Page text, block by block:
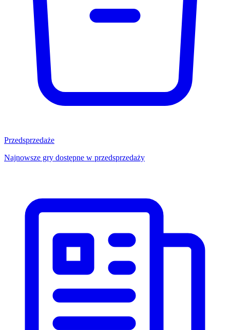
Przedsprzedaże
Najnowsze gry dostępne w przedsprzedaży